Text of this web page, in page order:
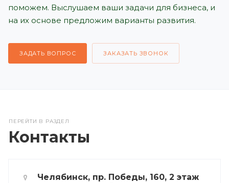
поможем. Выслушаем ваши задачи для бизнеса, и
на их основе предложим варианты развития.
ЗАДАТЬ ВОПРОС ЗАКАЗАТЬ ЗВОНОК
ПЕРЕЙТИ В РАЗДЕЛ
Контакты
Челябинск, пр. Победы, 160, 2 этаж